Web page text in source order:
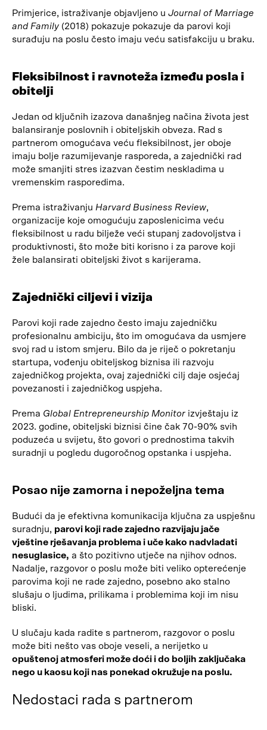
Primjerice, istraživanje objavljeno u Journal of Marriage
and Family (2018) pokazuje pokazuje da parovi koji
surađuju na poslu često imaju veću satisfakciju u braku.
Fleksibilnost i ravnoteža između posla i
obitelji
Jedan od ključnih izazova današnjeg načina života jest
balansiranje poslovnih i obiteljskih obveza. Rad s
partnerom omogućava veću fleksibilnost, jer oboje
imaju bolje razumijevanje rasporeda, a zajednički rad
može smanjiti stres izazvan čestim neskladima u
vremenskim rasporedima.
Prema istraživanju Harvard Business Review,
organizacije koje omogućuju zaposlenicima veću
fleksibilnost u radu bilježe veći stupanj zadovoljstva i
produktivnosti, što može biti korisno i za parove koji
žele balansirati obiteljski život s karijerama.
Zajednički ciljevi i vizija
Parovi koji rade zajedno često imaju zajedničku
profesionalnu ambiciju, što im omogućava da usmjere
svoj rad u istom smjeru. Bilo da je riječ o pokretanju
startupa, vođenju obiteljskog biznisa ili razvoju
zajedničkog projekta, ovaj zajednički cilj daje osjećaj
povezanosti i zajedničkog uspjeha.
Prema Global Entrepreneurship Monitor izvještaju iz
2023. godine, obiteljski biznisi čine čak 70-90% svih
poduzeća u svijetu, što govori o prednostima takvih
suradnji u pogledu dugoročnog opstanka i uspjeha.
Posao nije zamorna i nepoželjna tema
Budući da je efektivna komunikacija ključna za uspješnu
suradnju, parovi koji rade zajedno razvijaju jače
vještine rješavanja problema i uče kako nadvladati
nesuglasice, a što pozitivno utječe na njihov odnos.
Nadalje, razgovor o poslu može biti veliko opterećenje
parovima koji ne rade zajedno, posebno ako stalno
slušaju o ljudima, prilikama i problemima koji im nisu
bliski.
U slučaju kada radite s partnerom, razgovor o poslu
može biti nešto vas oboje veseli, a nerijetko u
opuštenoj atmosferi može doći i do boljih zaključaka
nego u kaosu koji nas ponekad okružuje na poslu.
Nedostaci rada s partnerom